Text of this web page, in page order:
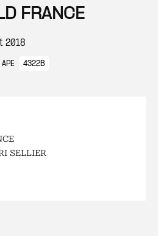
FRANCE
2018
4322B
SELLIER